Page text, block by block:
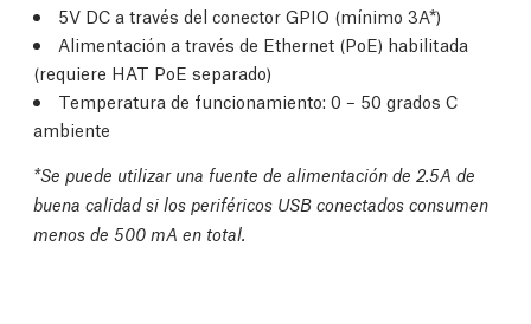
5V DC a través del conector GPIO (mínimo 3A*)
Alimentación a través de Ethernet (PoE) habilitada
(requiere HAT PoE separado)
Temperatura de funcionamiento: 0 – 50 grados C
ambiente
*Se puede utilizar una fuente de alimentación de 2.5A de
buena calidad si los periféricos USB conectados consumen
menos de 500 mA en total.